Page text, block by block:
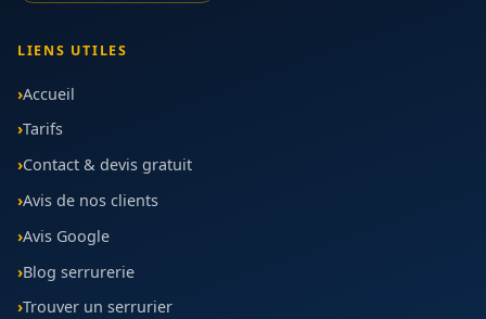
LIENS UTILES
Accueil
Tarifs
Contact & devis gratuit
Avis de nos clients
Avis Google
Blog serrurerie
Trouver un serrurier